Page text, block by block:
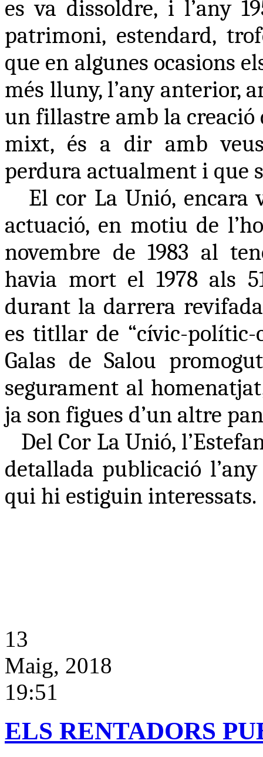
es va dissoldre, i l’any
patrimoni, estendard,
que en algunes ocasions
més lluny, l’any anterior,
un fillastre amb la creació
mixt, és a dir amb
perdura actualment i que
El cor La Unió, encara
actuació, en motiu de
novembre de 1983 al
havia mort el 1978 als
durant la darrera
es titllar de “cívic-
Galas de Salou
segurament al
ja son figues d’un altre
Del Cor La Unió,
detallada publicació
qui hi estiguin interessats.
13
Maig, 2018
19:51
ELS RENTADORS